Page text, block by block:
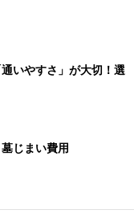
いやすさ」が大切！選
じまい費用